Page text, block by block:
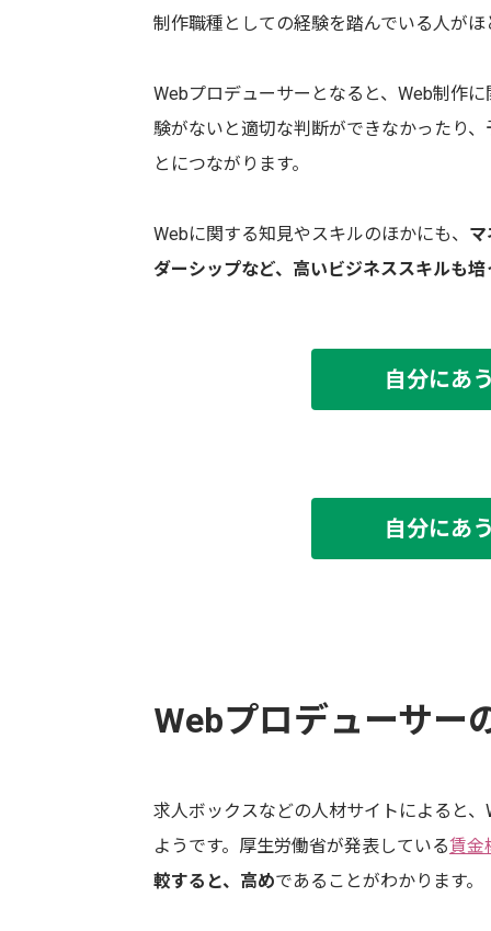
制作職種としての経験を踏んでいる人がほ
Webプロデューサーとなると、Web制作
験がないと適切な判断ができなかったり
とにつながります。
Webに関する知見やスキルのほかにも、
ダーシップなど、高いビジネススキルも
自分にあ
自分にあ
Webプロデューサー
求人ボックスなどの人材サイトによると
ようです。厚生労働省が発表している賃金
較すると、高めであることがわかります。